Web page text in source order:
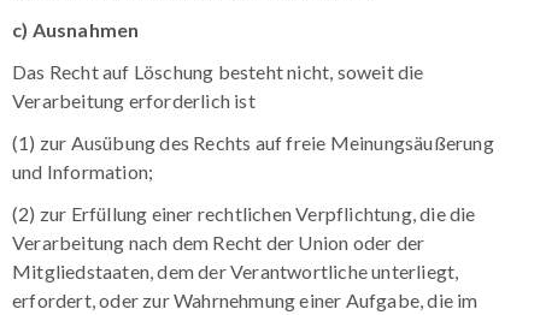
c) Ausnahmen
Das Recht auf Löschung besteht nicht, soweit die
Verarbeitung erforderlich ist
(1) zur Ausübung des Rechts auf freie Meinungsäußerung
und Information;
(2) zur Erfüllung einer rechtlichen Verpflichtung, die die
Verarbeitung nach dem Recht der Union oder der
Mitgliedstaaten, dem der Verantwortliche unterliegt,
erfordert, oder zur Wahrnehmung einer Aufgabe, die im